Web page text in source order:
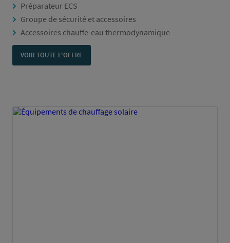
Préparateur ECS
Groupe de sécurité et accessoires
Accessoires chauffe-eau thermodynamique
VOIR TOUTE L'OFFRE